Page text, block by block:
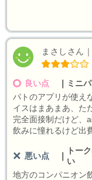
まさしさん
良い点
ミニ
パトのアプリが使え
イスはまあまあ、た
完全面接制だけど、
飲みに憧れるけど出
悪い点
トー
い
地方のコンパニオン